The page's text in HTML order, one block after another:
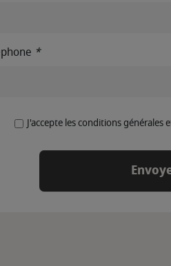
*
J'accepte les conditions